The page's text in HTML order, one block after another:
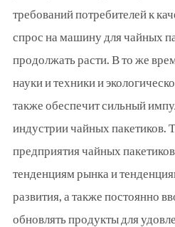
требований потребителей к
спрос на машину для чайных
продолжать расти. В то же
науки и техники и
также обеспечит сильный
индустрии чайных пакетиков.
предприятия чайных
тенденциям рынка и
развития, а также постоянно
обновлять продукты для